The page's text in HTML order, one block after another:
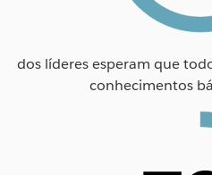
dos líderes esperam que
conhecimentos